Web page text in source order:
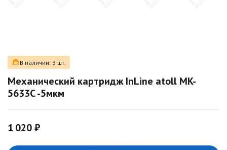
В наличии: 3 шт.
Механический картридж InLine atoll MK-
5633C -5мкм
1 020 ₽